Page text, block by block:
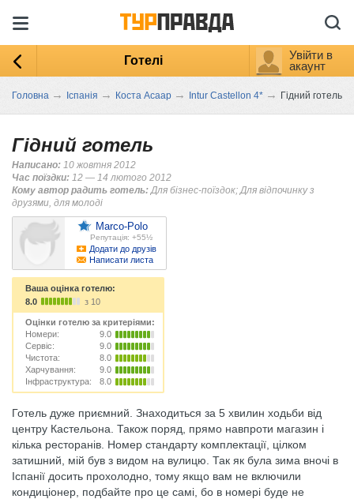
Готелі
Увійти в
акаунт
Головна → Іспанія → Коста Асаар → Intur Castellon 4* → Гідний готель
Гідний готель
Написано: 10 жовтня 2012
Час поїздки: 12 — 14 лютого 2012
Кому автор радить готель: Для бізнес-поїздок; Для відпочинку з
друзями, для молоді
Marco-Polo
Репутація: +55½
Додати до друзів
Написати листа
Ваша оцінка готелю:
8.0
з 10
Оцінки готелю за критеріями:
Номери:
9.0
Сервіс:
9.0
Чистота:
8.0
Харчування:
9.0
Інфраструктура:
8.0
Готель дуже приємний. Знаходиться за 5 хвилин ходьби від
центру Кастельона. Також поряд, прямо навпроти магазин і
кілька ресторанів. Номер стандарту комплектації, цілком
затишний, мій був з видом на вулицю. Так як була зима вночі в
Іспанії досить прохолодно, тому якщо вам не включили
кондиціонер, подбайте про це самі, бо в номері буде не